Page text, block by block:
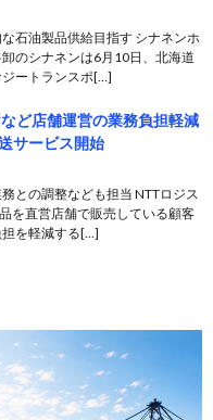
石油製品供給目指す シナネンホ
のシナネンは6月10日、北海道
ートランスポ[…]
ど店舗運営の業務負担軽減
サービス開始
との調整なども担当 NTTロジス
を直営店舗で販売している顧客
を軽減する[…]